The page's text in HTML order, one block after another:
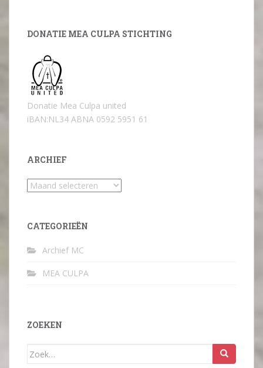
DONATIE MEA CULPA STICHTING
Donatie Mea Culpa united
iBAN:NL34 ABNA 0592 5951 61
ARCHIEF
Archief
CATEGORIEËN
Archief MC
MEA CULPA
ZOEKEN
Zoek